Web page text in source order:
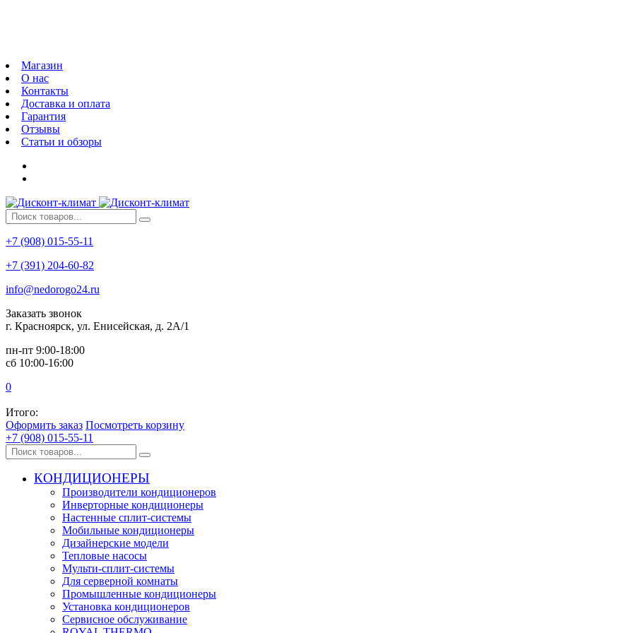
Магазин
О нас
Контакты
Доставка и оплата
Гарантия
Отзывы
Статьи и обзоры
+7 (908) 015-55-11
+7 (391) 204-60-82
info@nedorogo24.ru
Заказать звонок
г. Красноярск, ул. Енисейская, д. 2А/1
пн-пт 9:00-18:00
сб 10:00-16:00
0
Итого:
Оформить заказ Посмотреть корзину
+7 (908) 015-55-11
КОНДИЦИОНЕРЫ
Производители кондиционеров
Инверторные кондиционеры
Настенные сплит-системы
Мобильные кондиционеры
Дизайнерские модели
Тепловые насосы
Мульти-сплит-системы
Для серверной комнаты
Промышленные кондиционеры
Установка кондиционеров
Сервисное обслуживание